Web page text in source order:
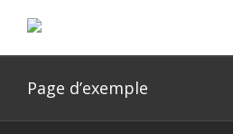
Page d’exemple